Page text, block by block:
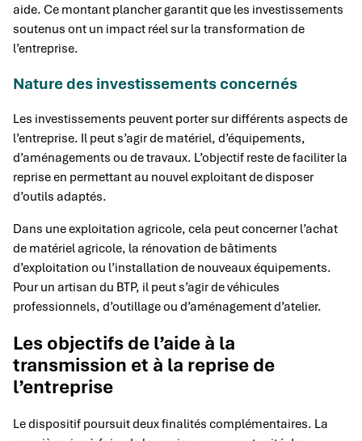
aide. Ce montant plancher garantit que les investissements
soutenus ont un impact réel sur la transformation de
l’entreprise.
Nature des investissements concernés
Les investissements peuvent porter sur différents aspects de
l’entreprise. Il peut s’agir de matériel, d’équipements,
d’aménagements ou de travaux. L’objectif reste de faciliter la
reprise en permettant au nouvel exploitant de disposer
d’outils adaptés.
Dans une exploitation agricole, cela peut concerner l’achat
de matériel agricole, la rénovation de bâtiments
d’exploitation ou l’installation de nouveaux équipements.
Pour un artisan du BTP, il peut s’agir de véhicules
professionnels, d’outillage ou d’aménagement d’atelier.
Les objectifs de l’aide à la
transmission et à la reprise de
l’entreprise
Le dispositif poursuit deux finalités complémentaires. La